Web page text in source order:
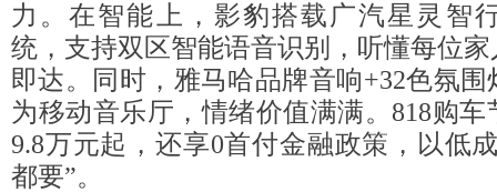
力。在智能上，影豹搭载广汽星灵智
统，支持双区智能语音识别，听懂每位
即达。同时，雅马哈品牌音响+32色氛
为移动音乐厅，情绪价值满满。818购
9.8万元起，还享0首付金融政策，以低
都要”。